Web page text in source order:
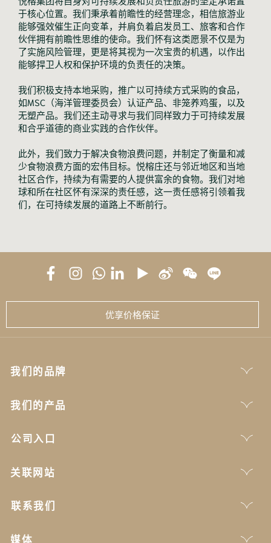
于核心位置。我们秉承着前瞻性的经营理念，相信旅游业
能够强效催生正向变革，并肩负着启发员工、旅客和合作
伙伴拥有前瞻性思维的使命。我们怀有这类愿景不仅是为
了实施风险管理，更是将其视为一次宝贵的机遇，以作出
能够捍卫人权和保护环境的负责任的决策。
我们积极支持本地采购，推广以可持续方式采购的食品，
如MSC（海洋管理委员会）认证产品、非笼养鸡蛋，以及
无塑产品。我们还主动寻求与我们同样致力于可持续发展
和合乎道德的商业实践的合作伙伴。
此外，我们致力于解决食物浪费问题，并制定了衡量和减
少食物浪费方面的宏伟目标。悦榕庄还与邻近地区和当地
社区合作，持续为有需要的人提供富余的食物。我们对地
球和所在社区怀有深深的责任感，这一责任感将引领着我
们，在可持续发展的道路上不断前行。
优享价格保证
我们的品牌
我们的产品
公司入口
关联网站
联系我们
媒体